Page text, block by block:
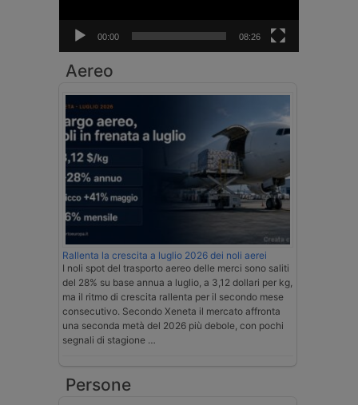
00:00 08:26
Aereo
Rallenta la crescita a luglio 2026 dei noli aerei
I noli spot del trasporto aereo delle merci sono saliti
del 28% su base annua a luglio, a 3,12 dollari per kg,
ma il ritmo di crescita rallenta per il secondo mese
consecutivo. Secondo Xeneta il mercato affronta
una seconda metà del 2026 più debole, con pochi
segnali di stagione …
Persone